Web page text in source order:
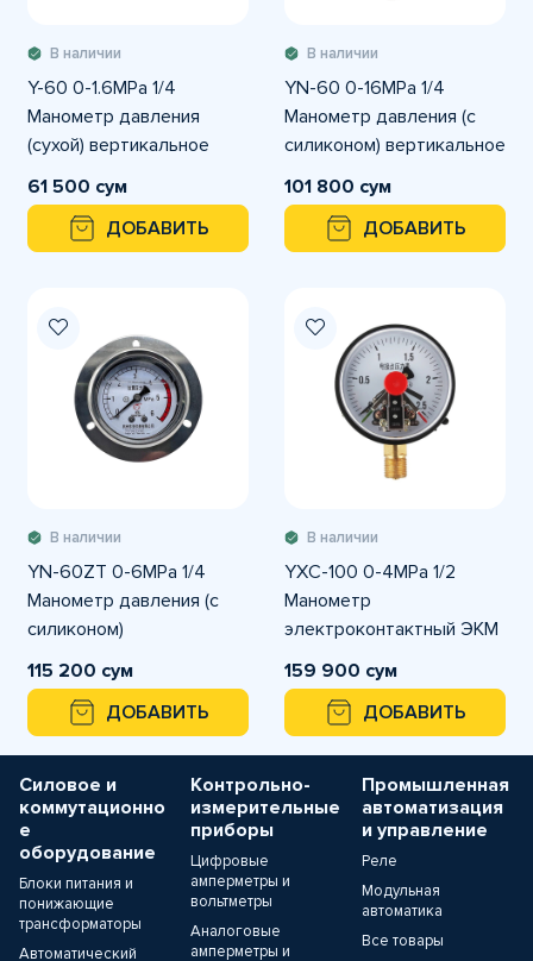
В наличии
Y-60 0-1.6MPа 1/4
Манометр давления
(сухой) вертикальное
подключение
61 500 сум
ДОБАВИТЬ
В наличии
YN-60 0-16MPа 1/4
Манометр давления (с
силиконом) вертикальное
подключение
101 800 сум
ДОБАВИТЬ
В наличии
YN-60ZT 0-6MPа 1/4
Манометр давления (с
силиконом)
горизонтальное
подключение
115 200 сум
ДОБАВИТЬ
В наличии
YXC-100 0-4MPa 1/2
Манометр
электроконтактный ЭКМ
159 900 сум
ДОБАВИТЬ
Силовое и
коммутационно
е
оборудование
Блоки питания и
понижающие
трансформаторы
Автоматический
Контрольно-
измерительные
приборы
Цифровые
амперметры и
вольтметры
Аналоговые
амперметры и
Промышленная
автоматизация
и управление
Реле
Модульная
автоматика
Все товары